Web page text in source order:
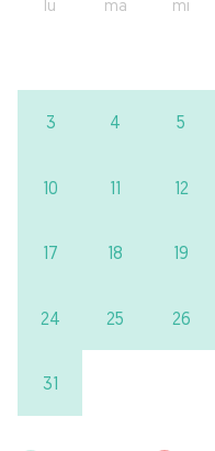
lu ma mi
3 4 5
10 11 12
17 18 19
24 25 26
31